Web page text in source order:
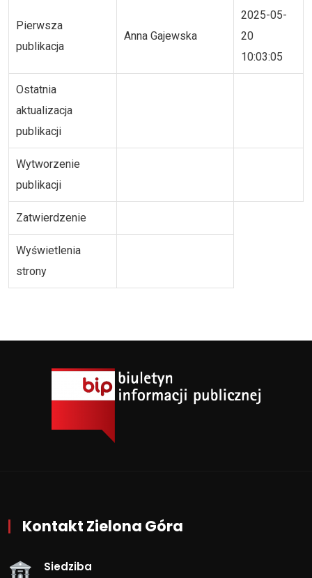
Pierwsza
publikacja
Anna Gajewska
2025-05-
20
10:03:05
Ostatnia
aktualizacja
publikacji
Wytworzenie
publikacji
Zatwierdzenie
Wyświetlenia
strony
Kontakt Zielona Góra
Siedziba